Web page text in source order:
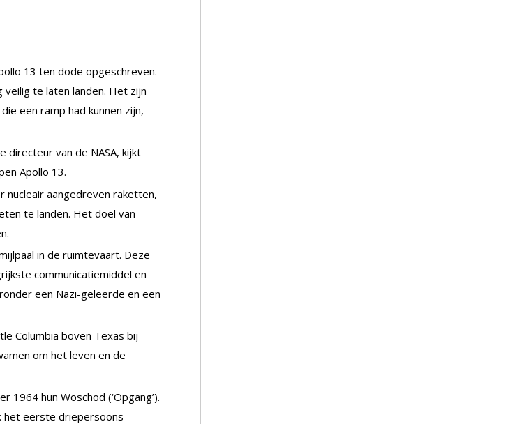
13 ten dode opgeschreven.
te laten landen. Het zijn
een ramp had kunnen zijn,
directeur van de NASA, kijkt
Apollo 13.
nucleair aangedreven raketten,
te landen. Het doel van
in de ruimtevaart. Deze
communicatiemiddel en
een Nazi-geleerde en een
Columbia boven Texas bij
om het leven en de
1964 hun Woschod (‘Opgang’).
het eerste driepersoons